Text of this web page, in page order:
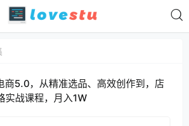
商5.0，从精准选品、高效创作到，店
实战课程，月入1W